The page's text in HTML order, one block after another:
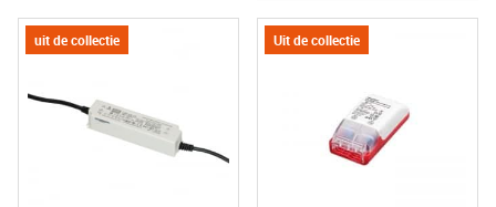
uit de collectie Uit de collectie